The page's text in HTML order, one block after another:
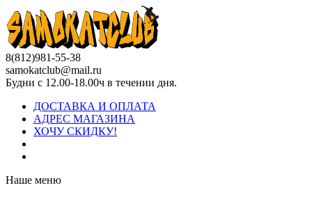
8(812)981-55-38
samokatclub@mail.ru
Будни с 12.00-18.00ч в течении дня.
ДОСТАВКА И ОПЛАТА
АДРЕС МАГАЗИНА
ХОЧУ СКИДКУ!
Наше меню